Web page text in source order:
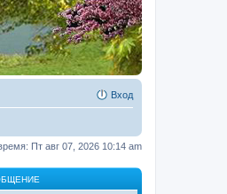
Вход
Пт авг 07, 2026 10:14 am